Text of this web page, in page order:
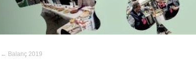
← Balanç 2019